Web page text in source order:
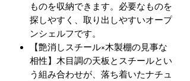
ものを収納できます。必要なものを
探しやすく、取り出しやすいオープ
ンシェルフです。
【艶消しスチール×木製棚の見事な
相性】木目調の天板とスチールとい
う組み合わせが、落ち着いたナチュ